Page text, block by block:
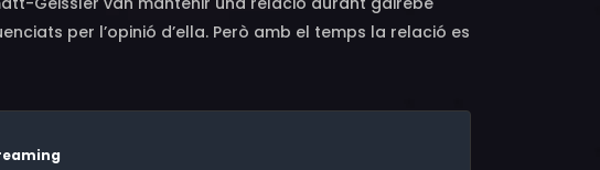
per l’opinió d’ella. Però amb el temps la relació es
Dürrenmatt es va endinsar en una crisi profunda